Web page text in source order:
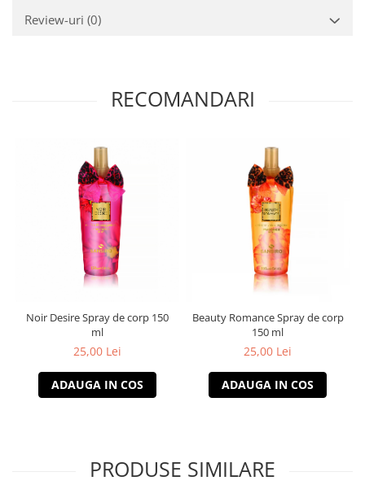
Review-uri (0)
RECOMANDARI
Noir Desire Spray de corp 150
ml
25,00 Lei
ADAUGA IN COS
Beauty Romance Spray de corp
150 ml
25,00 Lei
ADAUGA IN COS
PRODUSE SIMILARE